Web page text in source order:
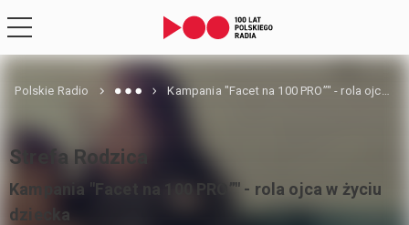
Polskie Radio Kampania "Facet na 100 PRO”" - rola ojca w życiu dziecka
Strefa Rodzica
Kampania "Facet na 100 PRO”" - rola ojca w życiu
dziecka